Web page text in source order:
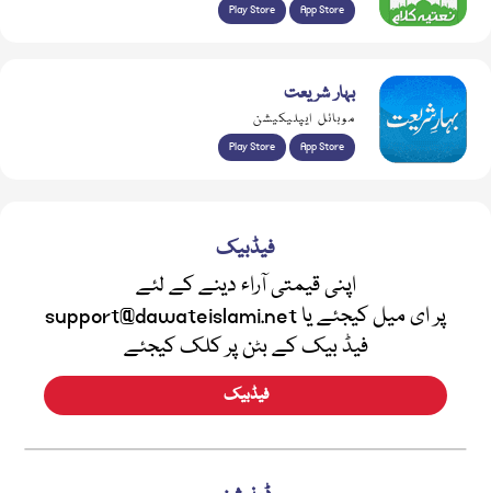
Play Store App Store
بہار شریعت
موبائل ایپلیکیشن
Play Store App Store
فیڈبیک
اپنی قیمتی آراء دینے کے لئے
support@dawateislami.net پر ای میل کیجئے یا
فیڈ بیک کے بٹن پر کلک کیجئے
فیڈبیک